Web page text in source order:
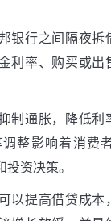
银行之间隔夜拆
利率、购买或出
制通胀，降低利
整影响着消费
资决策。
以提高借贷成本